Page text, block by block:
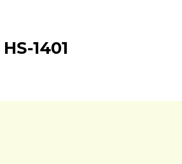
1401